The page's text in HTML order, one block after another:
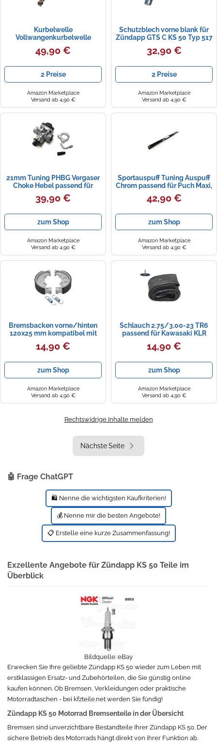
Kurbelwelle
Vollwangenkurbelwelle
passend für Zündapp KS 50,
GTS 50 5-Gang Motor - inkl.
49,90 €
2 Preise
Amazon Marketplace
Versand ab 4,90 €
Schutzblech vorne blank für
Zündapp GTS C KS 50 Typ 517
Kotflügel 17 Zoll
32,90 €
2 Preise
Amazon Marketplace
Versand ab 4,90 €
21mm Tuning PHBG Vergaser
Choke Hebel passend für
Zündapp C GTS KS 50 Typ 517
530, Hercules K KX 5 Supra 4
Puch, Simson - Nachbau
Dellorto Vergaser, 2-Takt
39,90 €
zum Shop
Amazon Marketplace
Versand ab 4,90 €
Sportauspuff Tuning Auspuff
Chrom passend für Puch Maxi,
Zündapp KS 50, Mofa, Moped,
Mokick - Leistungssteigerung,
42,90 €
zum Shop
Amazon Marketplace
Versand ab 4,90 €
Bremsbacken vorne/hinten
120x25 mm kompatibel mit
Zündapp KS GTS RS R CS Hai
25 50 80 Typ 448 519 529 530
14,90 €
zum Shop
Amazon Marketplace
Versand ab 4,90 €
Schlauch 2.75/3.00-23 TR6
passend für Kawasaki KLR
250, MZ TS 250, BMW R 50,
Simson AWO 425, Yamaha XT,
NSU Max, Zündapp KS, Maico,
viele Klassiker
14,90 €
zum Shop
Amazon Marketplace
Versand ab 4,90 €
Rechtswidrige Inhalte melden
Nächste Seite
🤖 Frage ChatGPT
🛍️ Nenne die wichtigsten Kaufkriterien!
💰 Nenne mir die besten Angebote!
📋 Erstelle eine kurze Zusammenfassung!
Exzellente Angebote für Zündapp KS 50 Teile im
Überblick
Bildquelle: eBay
Erwecken Sie Ihre geliebte Zündapp KS 50 wieder zum Leben mit
erstklassigen Ersatz- und Zubehörteilen, die Sie günstig online
kaufen können. Ob Bremsen, Verkleidungen oder praktische
Motorradtaschen - bei kfzteile.net werden Sie fündig!
Zündapp KS 50 Motorrad Bremsenteile in der Übersicht
Bremsen sind unverzichtbare Bestandteile Ihrer Zündapp KS 50. Der
sichere Betrieb des Motorrads hängt direkt von ihrer Funktion ab.